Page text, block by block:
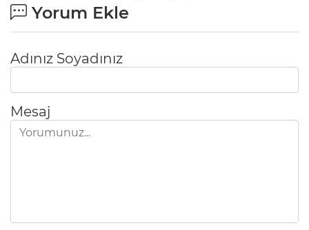
Yorum Ekle
Adınız Soyadınız
Mesaj